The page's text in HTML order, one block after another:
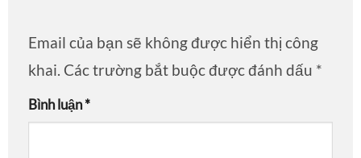
Email của bạn sẽ không được hiển thị công
khai. Các trường bắt buộc được đánh dấu *
Bình luận*